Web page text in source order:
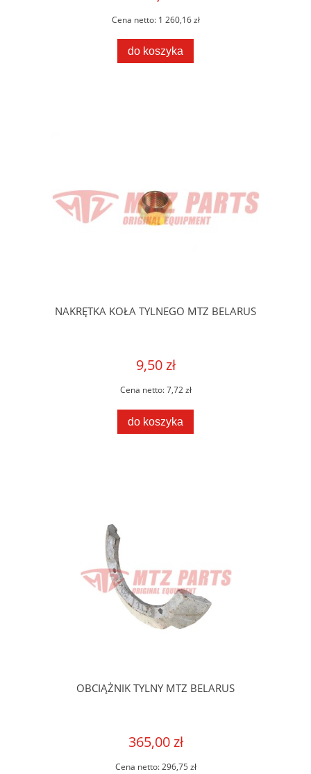
Cena netto: 1 260,16 zł
do koszyka
NAKRĘTKA KOŁA TYLNEGO MTZ BELARUS
9,50 zł
Cena netto:7,72 zł
do koszyka
OBCIĄŻNIK TYLNY MTZ BELARUS
365,00 zł
Cena netto:296,75 zł